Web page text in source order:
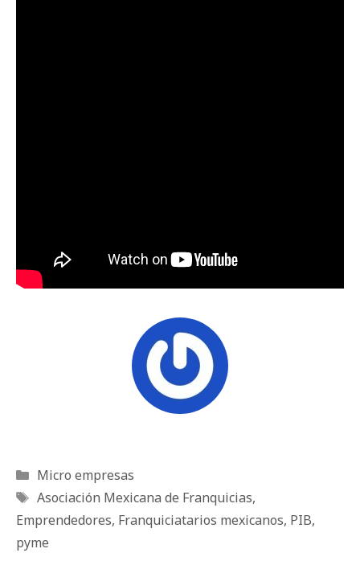
Categorías
Micro empresas
Etiquetas
Asociación Mexicana de Franquicias,
Emprendedores, Franquiciatarios mexicanos, PIB,
pyme